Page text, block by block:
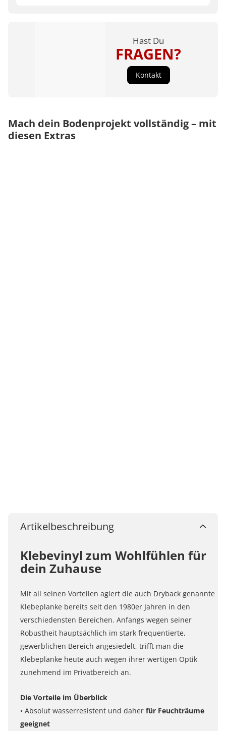
Mach dein Bodenprojekt vollständig – mit
diesen Extras
Artikelbeschreibung
Klebevinyl zum Wohlfühlen für
dein Zuhause
Mit all seinen Vorteilen agiert die auch Dryback genannte
Klebeplanke bereits seit den 1980er Jahren in den
verschiedensten Bereichen. Anfangs wegen seiner
Robustheit hauptsächlich im stark frequentierte,
gewerblichen Bereich angesiedelt, trifft man die
Klebeplanke heute auch wegen ihrer wertigen Optik
zunehmend im Privatbereich an.
Die Vorteile im Überblick
• Absolut wasserresistent und daher für Feuchträume
geeignet
Hast Du
FRAGEN?
Kontakt